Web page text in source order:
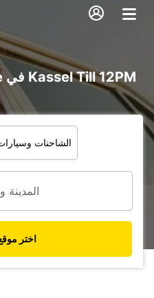
تأجير voiture و utilitaire في Kassel Till 12PM
الشاحنات
اختر